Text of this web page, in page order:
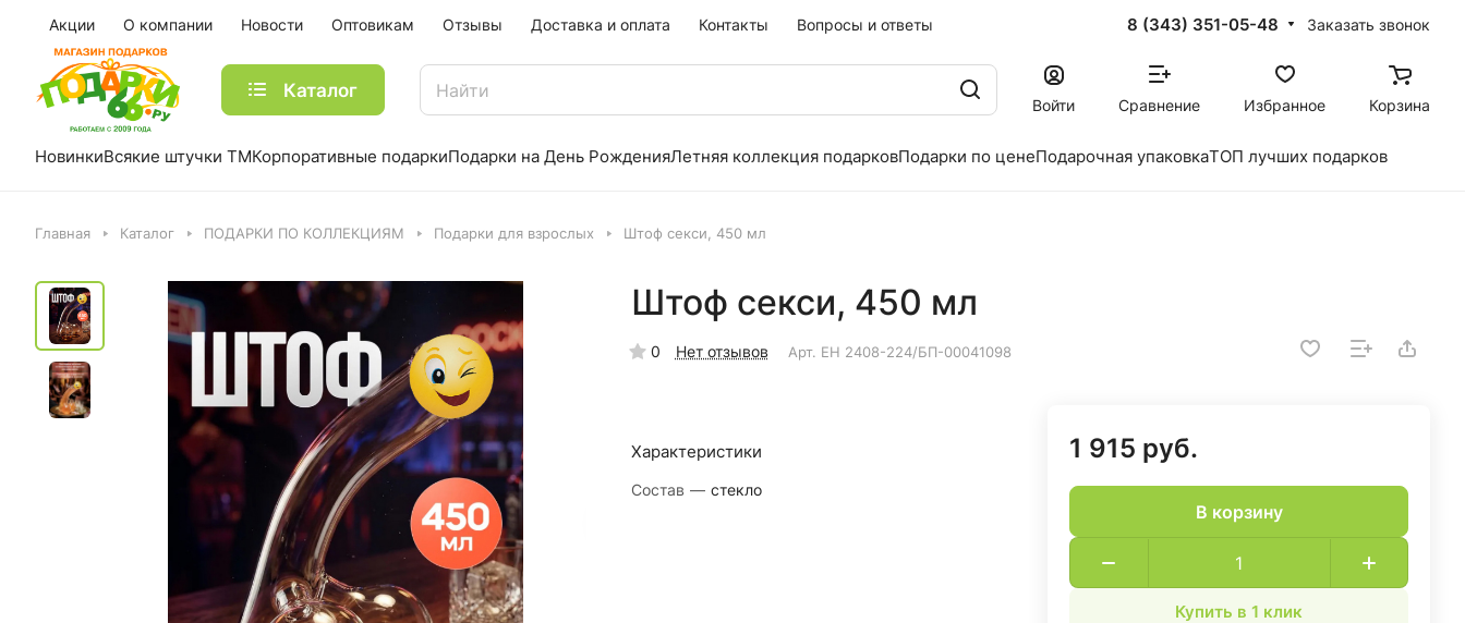
Акции О компании Новости Оптовикам Отзывы Доставка и оплата Контакты Вопросы и ответы 8 (343) 351-05-48 Заказать звонок
Каталог
Войти Сравнение Избранное Корзина
НовинкиВсякие штучки ТМКорпоративные подаркиПодарки на День РожденияЛетняя коллекция подарковПодарки по ценеПодарочная упаковкаТОП лучших подарков
Главная Каталог ПОДАРКИ ПО КОЛЛЕКЦИЯМ Подарки для взрослых Штоф секси, 450 мл
Штоф секси, 450 мл
0 Нет отзывов Арт. EH 2408-224/БП-00041098
Характеристики
Состав — стекло
1 915 руб.
В корзину
Купить в 1 клик